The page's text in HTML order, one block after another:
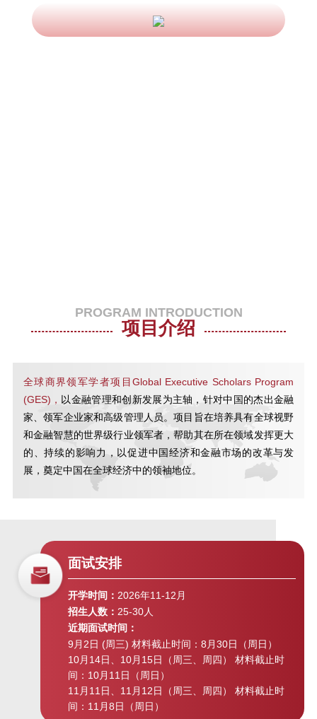
PROGRAM INTRODUCTION
项目介绍
全球商界领军学者项目Global Executive Scholars Program
(GES)， 以金融管理和创新发展为主轴，针对中国的杰出金融
家、领军企业家和高级管理人员。项目旨在培养具有全球视野
和金融智慧的世界级行业领军者，帮助其在所在领域发挥更大
的、持续的影响力，以促进中国经济和金融市场的改革与发
展，奠定中国在全球经济中的领袖地位。
面试安排
开学时间： 2026年11-12月
招生人数： 25-30人
近期面试时间：
9月2日 (周三) 材料截止时间：8月30日（周日）
10月14日、10月15日（周三、周四） 材料截止时
间：10月11日（周日）
11月11日、11月12日（周三、周四） 材料截止时
间：11月8日（周日）
2020 上海金融论坛
SAIF金融E沙龙 |《智能经济》读书
分享会
SAIF金融E沙龙 | 双循环新格局下
的中国经济发展趋势与投资方向
SAIF-ASU全球商业领袖学者项目
GES项目主任见面会
大资管时代与财富管理新常态 | “高
金E讲堂”第十五期
多层次资本市场建设与科技创新暨
博识明志，笃行有成 | 全球商界领
军学者GES项目高峰论坛暨2026届